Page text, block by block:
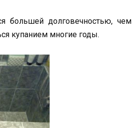
большей долговечностью, чем
купанием многие годы.